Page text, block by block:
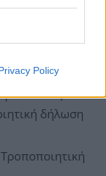
Policy
αφορούν)
δήλωση